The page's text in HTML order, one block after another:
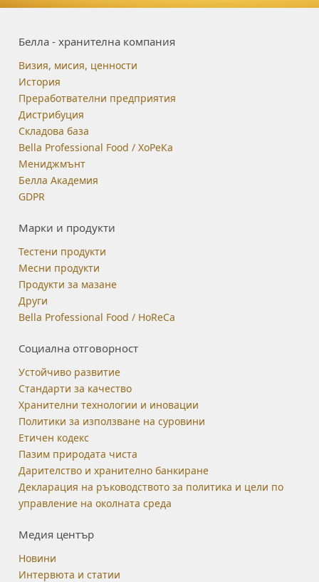
Белла - хранителна компания
Визия, мисия, ценности
История
Преработвателни предприятия
Дистрибуция
Складова база
Bella Professional Food / ХоРеКа
Мениджмънт
Белла Академия
GDPR
Марки и продукти
Тестени продукти
Месни продукти
Продукти за мазане
Други
Bella Professional Food / HoReCa
Социална отговорност
Устойчиво развитие
Стандарти за качество
Хранителни технологии и иновации
Политики за използване на суровини
Етичен кодекс
Пазим природата чиста
Дарителство и хранително банкиране
Декларация на ръководството за политика и цели по
управление на околната среда
Медия център
Новини
Интервюта и статии